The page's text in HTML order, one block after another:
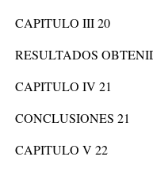
CAPITULO III 20
RESULTADOS
CAPITULO IV 21
CONCLUSIONES 21
CAPITULO V 22